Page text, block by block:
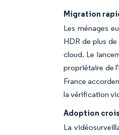
Migration
Les ménages
HDR de plus
cloud. Le
propriétaire de
France
la vérification
Adoption
La